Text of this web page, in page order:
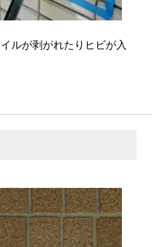
ルが剥がれたりヒビが入